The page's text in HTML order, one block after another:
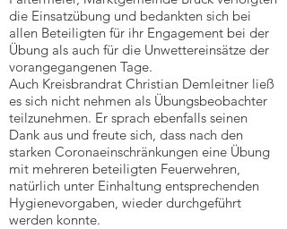
die Einsatzübung und bedankten sich bei
allen Beteiligten für ihr Engagement bei der
Übung als auch für die Unwettereinsätze der
vorangegangenen Tage.
Auch Kreisbrandrat Christian Demleitner ließ
es sich nicht nehmen als Übungsbeobachter
teilzunehmen. Er sprach ebenfalls seinen
Dank aus und freute sich, dass nach den
starken Coronaeinschränkungen eine Übung
mit mehreren beteiligten Feuerwehren,
natürlich unter Einhaltung entsprechenden
Hygienevorgaben, wieder durchgeführt
werden konnte.